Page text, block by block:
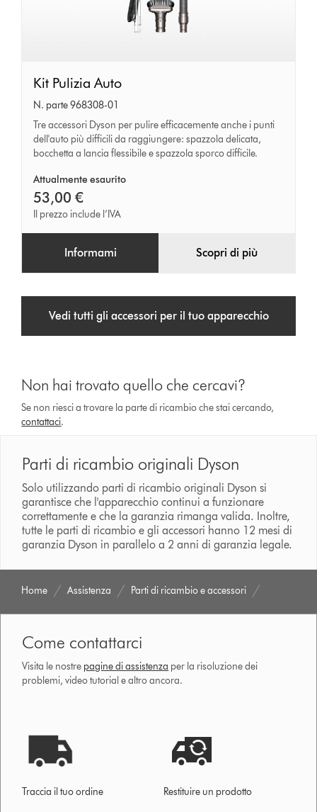
Kit
Pulizia
Auto
Kit Pulizia Auto
N. parte 968308-01
Tre accessori Dyson per pulire efficacemente anche i punti
dell'auto più difficili da raggiungere: spazzola delicata,
bocchetta a lancia flessibile e spazzola sporco difficile.
Attualmente esaurito
53,00 €
Il prezzo include l’IVA
Informami Scopri di più
Vedi tutti gli accessori per il tuo apparecchio
Non hai trovato quello che cercavi?
Se non riesci a trovare la parte di ricambio che stai cercando,
contattaci.
Parti di ricambio originali Dyson
Solo utilizzando parti di ricambio originali Dyson si
garantisce che l'apparecchio continui a funzionare
correttamente e che la garanzia rimanga valida. Inoltre,
tutte le parti di ricambio e gli accessori hanno 12 mesi di
garanzia Dyson in parallelo a 2 anni di garanzia legale.
Home Assistenza Parti di ricambio e accessori
Come contattarci
Visita le nostre pagine di assistenza per la risoluzione dei
problemi, video tutorial e altro ancora.
Traccia il tuo ordine Restituire un prodotto